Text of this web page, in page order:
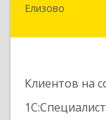
Елизово
Клиентов на
1С:Специалист
684000,